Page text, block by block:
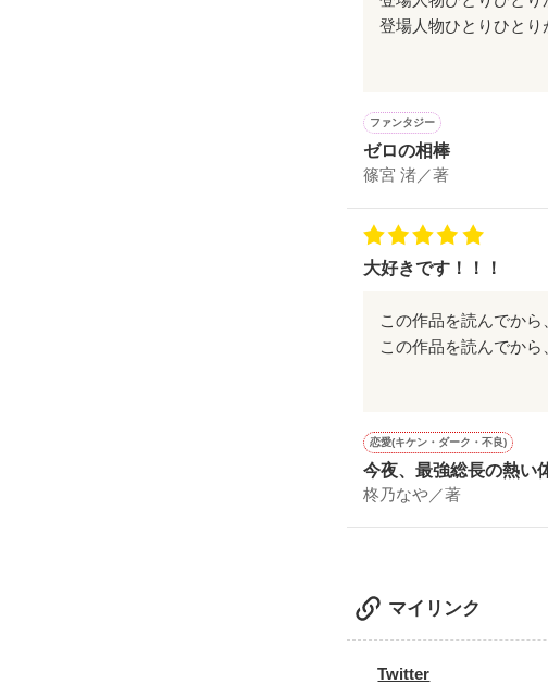
rampage さま
JCりすなぁ♡ さま
misaki☺ さま
a❤︎ さま
勝利くんらぶ さま
寿ちゃん♡ さま
✧らむ✧ さま
×unichoco× さま
読者数15000人突破！！
\総合ランキング最高1位/
\恋愛ランキング最高1位/
※こちらは編集前のデー
🌟素敵なレビューをあ
🌟\2022年2月25日 書籍
書籍版は野いちごの書
また少しちがった2人が
(キャラの性格は変わって
旧タイトル『月夜に交わ
end→2021.10.24
🌙素敵なレビューをあり
りんりん さま
胡桃 るる  さま
@るりり さま
登場人物ひとりひとり
たくさんの感動とき
ファンタジー
ゼロの相棒
篠宮 渚／著
大好きです！！！
この作品を読んでか
響平、瑠花ちゃん、
番外編もすごく楽しみ
恋愛(キケン・ダーク・不良)
今夜、最強総長の熱い
柊乃なや／著
マイリンク
Twitter